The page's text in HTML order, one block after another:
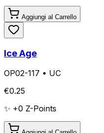
Aggiungi al Carrello
Ice Age
OP02-117 • UC
€0.25
✨ +0 Z-Points